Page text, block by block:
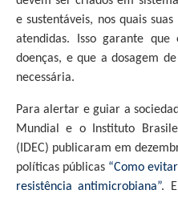
e sustentáveis, nos quais
atendidas. Isso garante
doenças, e que a dosagem
necessária.
Para alertar e guiar a
Mundial e o Instituto
(IDEC) publicaram em
políticas públicas “Como
resistência antimicrobiana”.